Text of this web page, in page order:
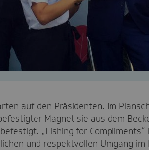
auf den Präsidenten. Im
Magnet sie aus dem
„Fishing for
und respektvollen Umgang